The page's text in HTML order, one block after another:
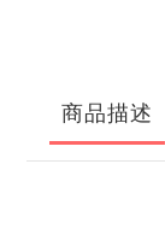
商品描述